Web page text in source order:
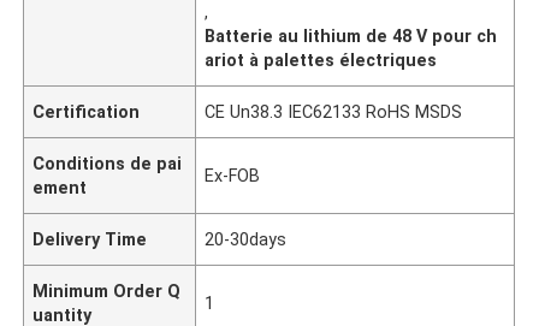
,
Batterie au lithium de 48 V pour ch
ariot à palettes électriques
Certification CE Un38.3 IEC62133 RoHS MSDS
Conditions de pai
ement
Ex-FOB
Delivery Time 20-30days
Minimum Order Q
uantity
1